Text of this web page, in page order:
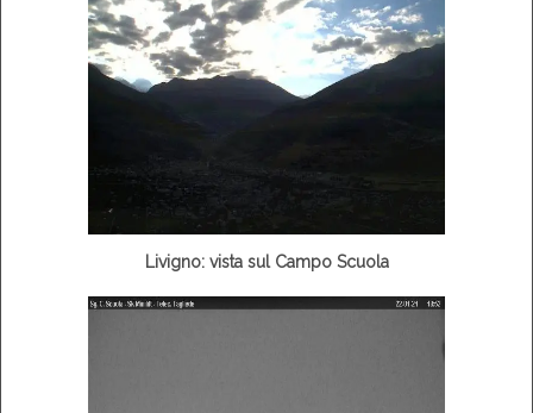
Livigno: vista sul Campo Scuola